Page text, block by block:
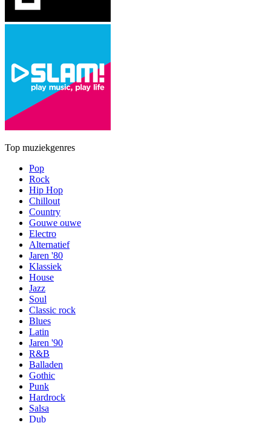
Top muziekgenres
Pop
Rock
Hip Hop
Chillout
Country
Gouwe ouwe
Electro
Alternatief
Jaren '80
Klassiek
House
Jazz
Soul
Classic rock
Blues
Latin
Jaren '90
R&B
Balladen
Gothic
Punk
Hardrock
Salsa
Dub